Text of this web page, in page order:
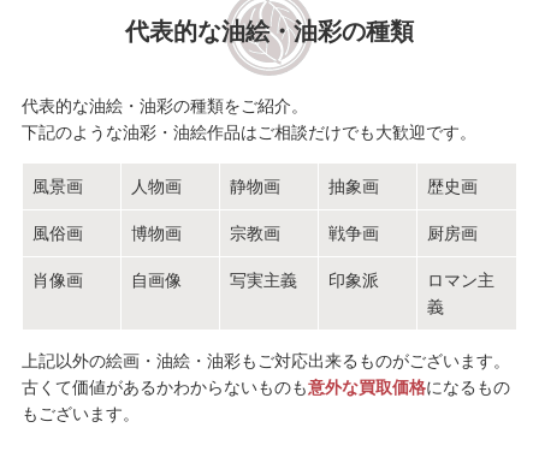
グスタフ・クリムト
萬 鉄五郎
藤井 勉 田染 幸雄
和田 英作 平川 敏夫
Ｊ.トレンツ・リャド 山口 華楊
代表的な油絵・油彩の種類
代表的な油絵・油彩の種類をご紹介。
下記のような油彩・油絵作品はご相談だけでも大歓迎です。
風景画 人物画 静物画 抽象画 歴史画
風俗画 博物画 宗教画 戦争画 厨房画
肖像画 自画像 写実主義 印象派
ロマン主
義
上記以外の絵画・油絵・油彩もご対応出来るものがございます。
古くて価値があるかわからないものも意外な買取価格になるもの
もございます。